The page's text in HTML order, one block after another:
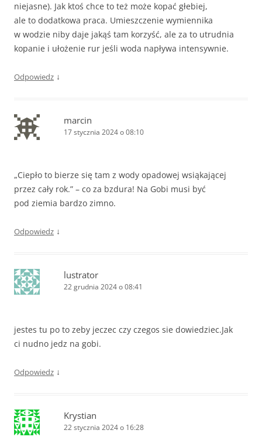
niejasne). Jak ktoś chce to też może kopać głebiej,
ale to dodatkowa praca. Umieszczenie wymiennika
w wodzie niby daje jakąś tam korzyść, ale za to utrudnia
kopanie i ułożenie rur jeśli woda napływa intensywnie.
Odpowiedz ↓
marcin
17 stycznia 2024 o 08:10
„Ciepło to bierze się tam z wody opadowej wsiąkającej
przez cały rok.” – co za bzdura! Na Gobi musi być
pod ziemia bardzo zimno.
Odpowiedz ↓
lustrator
22 grudnia 2024 o 08:41
jestes tu po to zeby jeczec czy czegos sie dowiedziec.Jak
ci nudno jedz na gobi.
Odpowiedz ↓
Krystian
22 stycznia 2024 o 16:28